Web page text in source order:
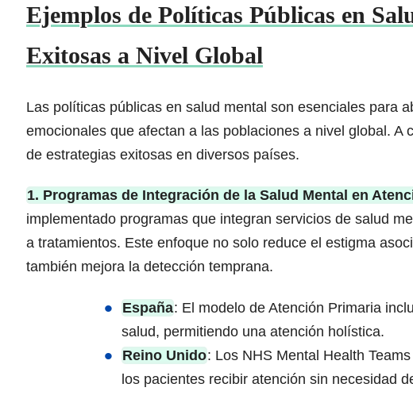
Ejemplos de Políticas Públicas en
Exitosas a Nivel Global
Las políticas públicas en salud mental son esenciales para
emocionales que afectan a las poblaciones a nivel global. A
de estrategias exitosas en diversos países.
1. Programas de Integración de la Salud Mental en
implementado programas que integran servicios de salud
a tratamientos. Este enfoque no solo reduce el estigma
también mejora la detección temprana.
España: El modelo de Atención Primaria
salud, permitiendo una atención holística.
Reino Unido: Los NHS Mental Health
los pacientes recibir atención sin necesidad